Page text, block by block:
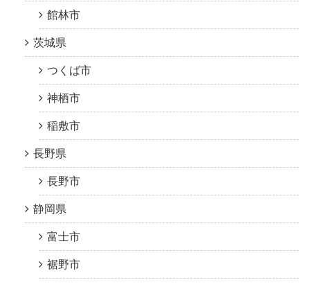
館林市
茨城県
つくば市
神栖市
稲敷市
長野県
長野市
静岡県
富士市
裾野市